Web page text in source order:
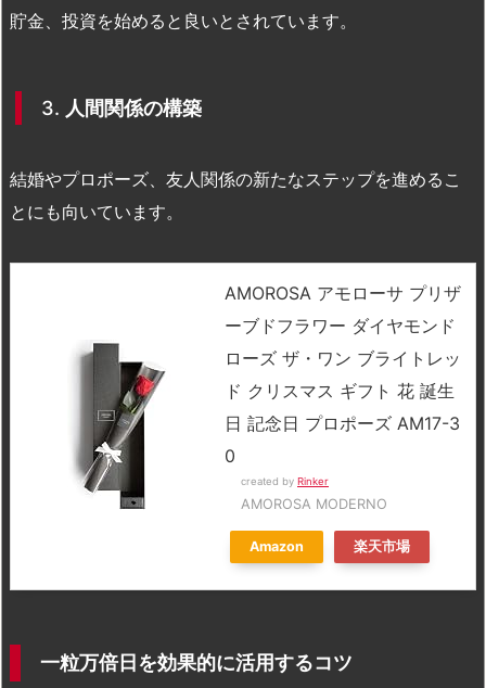
貯金、投資を始めると良いとされています。
3. 人間関係の構築
結婚やプロポーズ、友人関係の新たなステップを進めるこ
とにも向いています。
AMOROSA アモローサ プリザ
ーブドフラワー ダイヤモンド
ローズ ザ・ワン ブライトレッ
ド クリスマス ギフト 花 誕生
日 記念日 プロポーズ AM17-3
0
created by Rinker
AMOROSA MODERNO
Amazon 楽天市場
一粒万倍日を効果的に活用するコツ